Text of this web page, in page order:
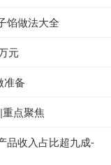
馅做法大全
元
准备
点聚焦
品收入占比超九成-